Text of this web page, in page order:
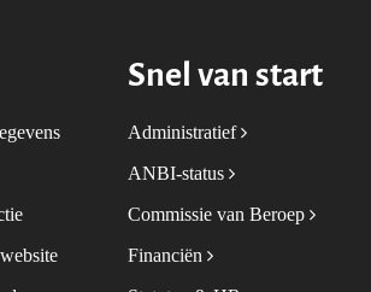
Snel van start
Administratief
ANBI-status
Commissie van Beroep
Financiën